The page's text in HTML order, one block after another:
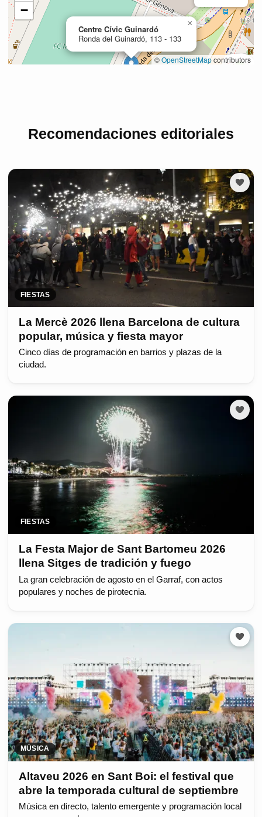
Recomendaciones editoriales
FIESTAS
La Mercè 2026 llena Barcelona de cultura
popular, música y fiesta mayor
Cinco días de programación en barrios y plazas de la
ciudad.
FIESTAS
La Festa Major de Sant Bartomeu 2026
llena Sitges de tradición y fuego
La gran celebración de agosto en el Garraf, con actos
populares y noches de pirotecnia.
MÚSICA
Altaveu 2026 en Sant Boi: el festival que
abre la temporada cultural de septiembre
Música en directo, talento emergente y programación local